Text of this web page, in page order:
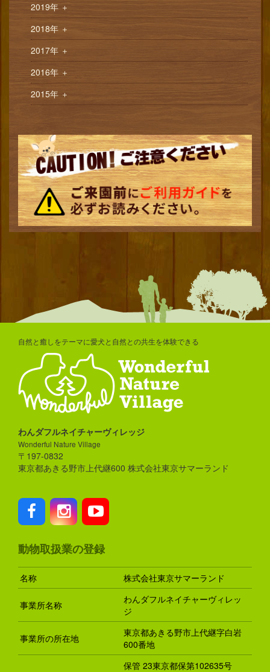
2019年 ＋
2018年 ＋
2017年 ＋
2016年 ＋
2015年 ＋
自然と癒しをテーマに愛犬と自然との共生を体験できる
わんダフルネイチャーヴィレッジ
Wonderful Nature Village
〒197-0832
東京都あきる野市上代継600 株式会社東京サマーランド
動物取扱業の登録
名称 株式会社東京サマーランド
事業所名称
わんダフルネイチャーヴィレッ
ジ
事業所の所在地
東京都あきる野市上代継字白岩
600番地
保管 23東京都保第102635号